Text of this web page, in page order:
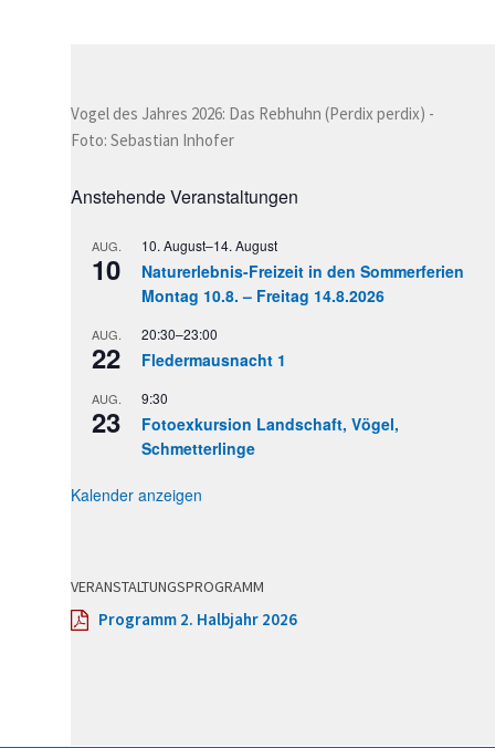
Vogel des Jahres 2026: Das Rebhuhn (Perdix perdix) -
Foto: Sebastian Inhofer
Anstehende Veranstaltungen
AUG.
10
10. August–14. August
Naturerlebnis-Freizeit in den Sommerferien
Montag 10.8. – Freitag 14.8.2026
AUG.
22
20:30–23:00
Fledermausnacht 1
AUG.
23
9:30
Fotoexkursion Landschaft, Vögel,
Schmetterlinge
Kalender anzeigen
VERANSTALTUNGSPROGRAMM
Programm 2. Halbjahr 2026